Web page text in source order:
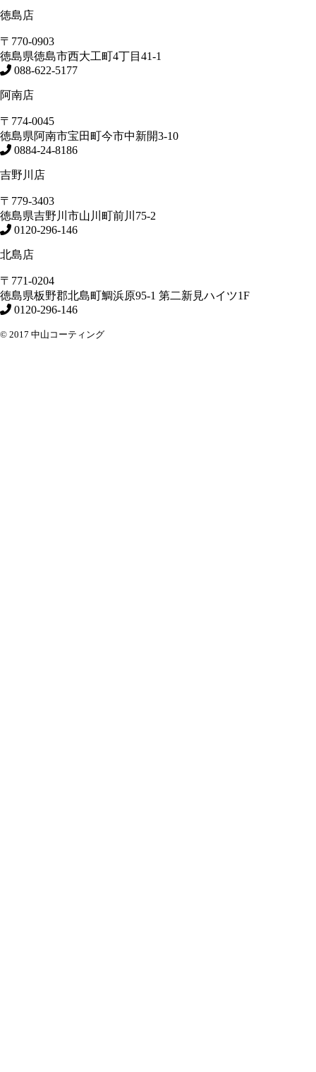
徳島店
〒770-0903
徳島県徳島市西大工町4丁目41-1
088-622-5177
阿南店
〒774-0045
徳島県阿南市宝田町今市中新開3-10
0884-24-8186
吉野川店
〒779-3403
徳島県吉野川市山川町前川75-2
0120-296-146
北島店
〒771-0204
徳島県板野郡北島町鯛浜原95-1 第二新見ハイツ1F
0120-296-146
© 2017 中山コーティング